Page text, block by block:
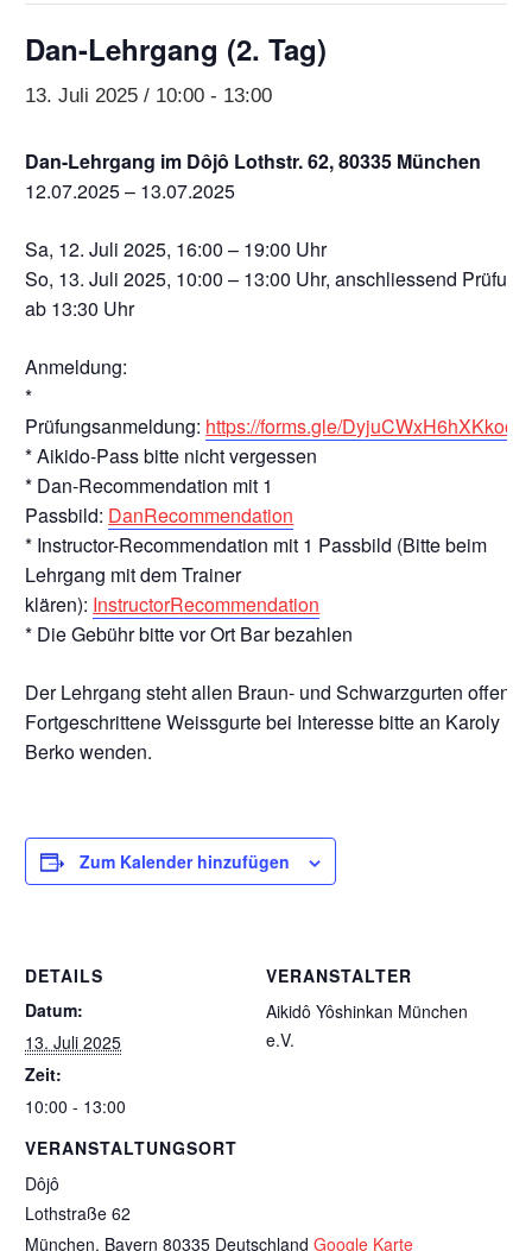
Dan-Lehrgang (2. Tag)
13. Juli 2025 / 10:00 - 13:00
Dan-Lehrgang im Dôjô Lothstr. 62, 80335 München
12.07.2025 – 13.07.2025
Sa, 12. Juli 2025, 16:00 – 19:00 Uhr
So, 13. Juli 2025, 10:00 – 13:00 Uhr, anschliessend Prüfung
ab 13:30 Uhr
Anmeldung:
*
Prüfungsanmeldung: https://forms.gle/
* Aikido-Pass bitte nicht vergessen
* Dan-Recommendation mit 1
Passbild: DanRecommendation
* Instructor-Recommendation mit 1 Passbild (Bitte beim
Lehrgang mit dem Trainer
klären): InstructorRecommendation
* Die Gebühr bitte vor Ort Bar bezahlen
Der Lehrgang steht allen Braun- und Schwarzgurten offen.
Fortgeschrittene Weissgurte bei Interesse bitte an Karoly
Berko wenden.
Zum Kalender hinzufügen
DETAILS
Datum:
13. Juli 2025
Zeit:
10:00 - 13:00
VERANSTALTUNGSORT
Dôjô
Lothstraße 62
München, Bayern 80335 Deutschland Google Karte
VERANSTALTER
Aikidô Yôshinkan München
e.V.